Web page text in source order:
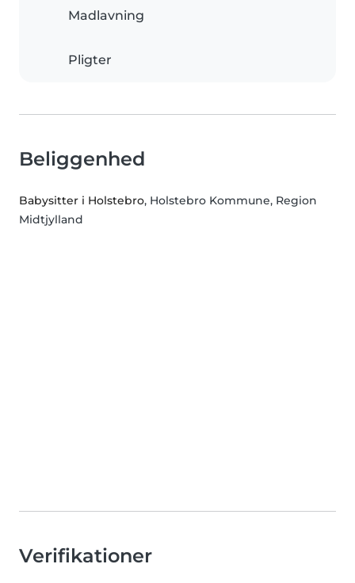
Madlavning
Pligter
Beliggenhed
Babysitter i Holstebro, Holstebro Kommune, Region
Midtjylland
Verifikationer